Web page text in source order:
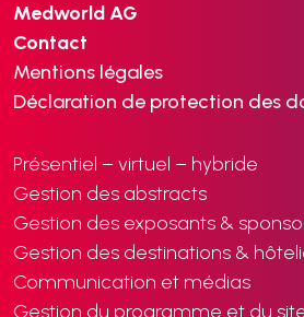
Medworld AG
Contact
Mentions légales
Déclaration de protection des
Présentiel – virtuel – hybride
Gestion des abstracts
Gestion des exposants &
Gestion des destinations &
Communication et médias
Gestion du programme et du